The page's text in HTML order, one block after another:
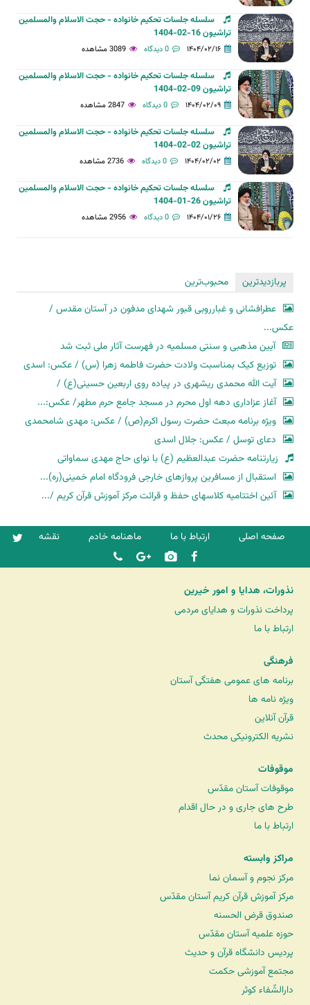
سلسله جلسات تحکیم خانواده - حجت الاسلام والمسلمین
تراشیون 16-02-1404
۱۴۰۴/۰۲/۱۶ 0 دیدگاه 3089 مشاهده
سلسله جلسات تحکیم خانواده - حجت الاسلام والمسلمین
تراشیون 09-02-1404
۱۴۰۴/۰۲/۰۹ 0 دیدگاه 2847 مشاهده
سلسله جلسات تحکیم خانواده - حجت الاسلام والمسلمین
تراشیون 02-02-1404
۱۴۰۴/۰۲/۰۲ 0 دیدگاه 2736 مشاهده
سلسله جلسات تحکیم خانواده - حجت الاسلام والمسلمین
تراشیون 26-01-1404
۱۴۰۴/۰۱/۲۶ 0 دیدگاه 2956 مشاهده
پربازدیدترین
محبوب‌ترین
عطرافشانی و غبارروبی قبور شهدای مدفون در آستان مقدس /
عکس...
آیین مذهبی و سنتی مسلمیه در فهرست آثار ملی ثبت شد
توزیع کیک بمناسبت ولادت حضرت فاطمه زهرا (س) / عکس: اسدی
آیت الله محمدی ریشهری در پیاده روی اربعین حسینی(ع) /
آغاز عزاداری دهه اول محرم در مسجد جامع حرم مطهر/ عکس:...
ویژه برنامه مبعث حضرت رسول اکرم(ص) / عکس: مهدی شامحمدی
دعای توسل / عکس: جلال اسدی
زیارتنامه حضرت عبدالعظیم (ع) با نوای حاج مهدی سماواتی
استقبال از مسافرین پروازهای خارجی فرودگاه امام خمینی(ره)...
آئین اختتامیه کلاسهای حفظ و قرائت مرکز آموزش قرآن کریم /...
صفحه اصلی ارتباط با ما ماهنامه خادم نقشه
نذورات، هدایا و امور خیرین
پرداخت نذورات و هدایای مردمی
ارتباط با ما
فرهنگی
برنامه های عمومی هفتگی آستان
ویژه نامه ها
قرآن آنلاین
نشریه الکترونیکی محدث
موقوفات
موقوفات آستان مقدّس
طرح های جاری و در حال اقدام
ارتباط با ما
مراکز وابسته
مرکز نجوم و آسمان نما
مرکز آموزش قرآن کریم آستان مقدّس
صندوق قرض الحسنه
حوزه علمیه آستان مقدّس
پردیس دانشگاه قرآن و حدیث
مجتمع آموزشی حکمت
دارالشّفاء کوثر